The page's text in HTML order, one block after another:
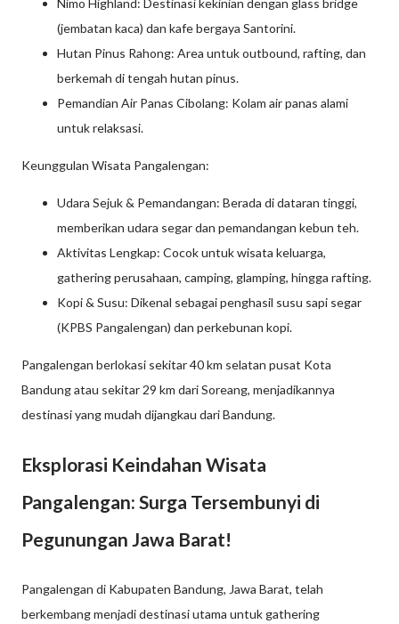
(jembatan kaca) dan kafe bergaya Santorini.
Hutan Pinus Rahong: Area untuk outbound, rafting, dan
berkemah di tengah hutan pinus.
Pemandian Air Panas Cibolang: Kolam air panas alami
untuk relaksasi.
Keunggulan Wisata Pangalengan:
Udara Sejuk & Pemandangan: Berada di dataran tinggi,
memberikan udara segar dan pemandangan kebun teh.
Aktivitas Lengkap: Cocok untuk wisata keluarga,
gathering perusahaan, camping, glamping, hingga rafting.
Kopi & Susu: Dikenal sebagai penghasil susu sapi segar
(KPBS Pangalengan) dan perkebunan kopi.
Pangalengan berlokasi sekitar 40 km selatan pusat Kota
Bandung atau sekitar 29 km dari Soreang, menjadikannya
destinasi yang mudah dijangkau dari Bandung.
Eksplorasi Keindahan Wisata
Pangalengan: Surga Tersembunyi di
Pegunungan Jawa Barat!
Pangalengan di Kabupaten Bandung, Jawa Barat, telah
berkembang menjadi destinasi utama untuk gathering